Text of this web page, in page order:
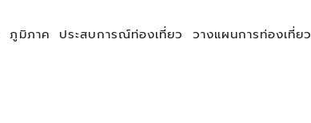
ภูมิภาค ประสบการณ์ท่องเที่ยว วางแผนการท่องเที่ยว